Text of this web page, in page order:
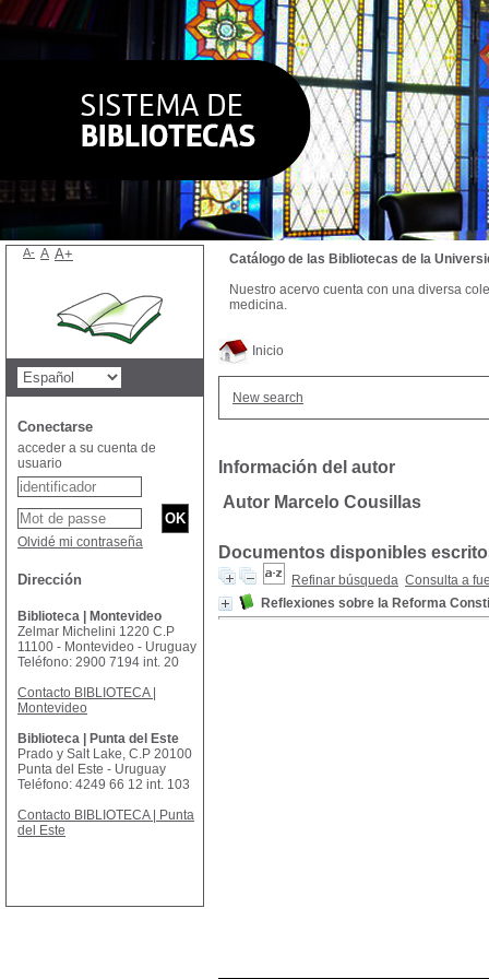
Inicio
New search
Información del autor
Autor Marcelo Cousillas
Documentos disponibles
Refinar búsqueda Consulta a
Reflexiones sobre la Reforma
Catálogo de las Bibliotecas de la
Nuestro acervo cuenta con una diversa
medicina.
A- A A+
Conectarse
acceder a su cuenta de
usuario
Olvidé mi contraseña
Dirección
Biblioteca | Montevideo
Zelmar Michelini 1220 C.P
11100 - Montevideo - Uruguay
Teléfono: 2900 7194 int. 20
Contacto BIBLIOTECA |
Montevideo
Biblioteca | Punta del Este
Prado y Salt Lake, C.P 20100
Punta del Este - Uruguay
Teléfono: 4249 66 12 int. 103
Contacto BIBLIOTECA | Punta
del Este